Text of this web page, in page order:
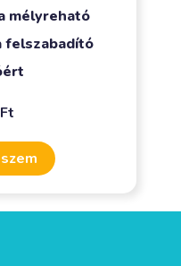
mélyreható
felszabadító
Ft